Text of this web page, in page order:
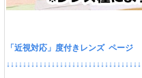
「近視対応」度付きレンズ ページ